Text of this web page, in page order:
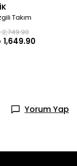
Takım
1,649.90
Yorum Yap